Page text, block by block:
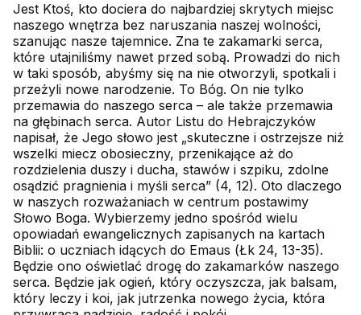
Jest Ktoś, kto dociera do najbardziej skrytych miejsc
naszego wnętrza bez naruszania naszej wolności,
szanując nasze tajemnice. Zna te zakamarki serca,
które utajniliśmy nawet przed sobą. Prowadzi do nich
w taki sposób, abyśmy się na nie otworzyli, spotkali i
przeżyli nowe narodzenie. To Bóg. On nie tylko
przemawia do naszego serca – ale także przemawia
na głębinach serca. Autor Listu do Hebrajczyków
napisał, że Jego słowo jest „skuteczne i ostrzejsze niż
wszelki miecz obosieczny, przenikające aż do
rozdzielenia duszy i ducha, stawów i szpiku, zdolne
osądzić pragnienia i myśli serca” (4, 12). Oto dlaczego
w naszych rozważaniach w centrum postawimy
Słowo Boga. Wybierzemy jedno spośród wielu
opowiadań ewangelicznych zapisanych na kartach
Biblii: o uczniach idących do Emaus (Łk 24, 13-35).
Będzie ono oświetlać drogę do zakamarków naszego
serca. Będzie jak ogień, który oczyszcza, jak balsam,
który leczy i koi, jak jutrzenka nowego życia, która